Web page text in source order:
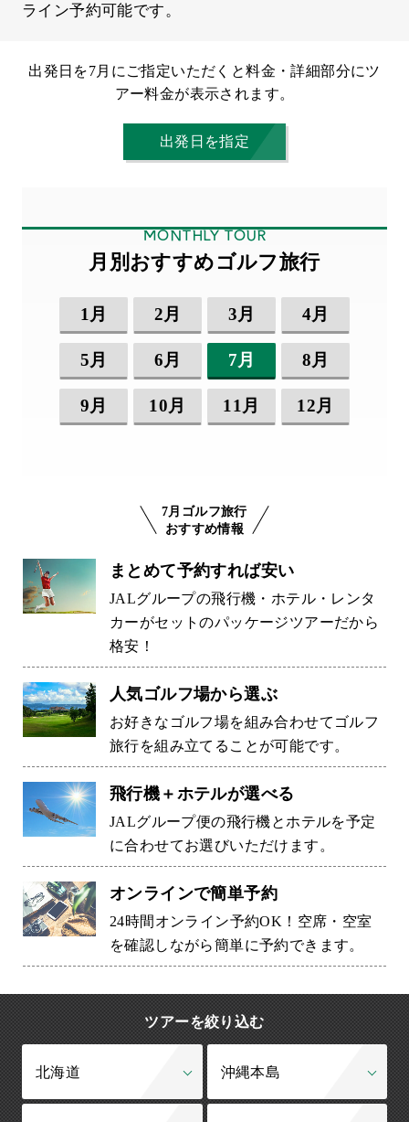
ライン予約可能です。
出発日を7月にご指定いただくと料金・詳細部分にツ
アー料金が表示されます。
出発日を指定
MONTHLY TOUR
月別おすすめゴルフ旅行
1月 2月 3月 4月
5月 6月 7月 8月
9月 10月 11月 12月
7月ゴルフ旅行
おすすめ情報
まとめて予約すれば安い
JALグループの飛行機・ホテル・レンタ
カーがセットのパッケージツアーだから
格安！
人気ゴルフ場から選ぶ
お好きなゴルフ場を組み合わせてゴルフ
旅行を組み立てることが可能です。
飛行機＋ホテルが選べる
JALグループ便の飛行機とホテルを予定
に合わせてお選びいただけます。
オンラインで簡単予約
24時間オンライン予約OK！空席・空室
を確認しながら簡単に予約できます。
ツアーを絞り込む
北海道 沖縄本島